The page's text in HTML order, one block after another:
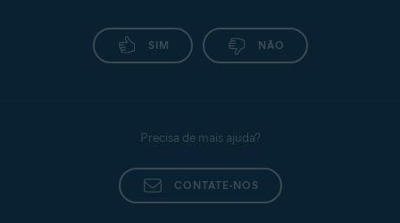
SIM NÃO
Precisa de mais ajuda?
CONTATE-NOS